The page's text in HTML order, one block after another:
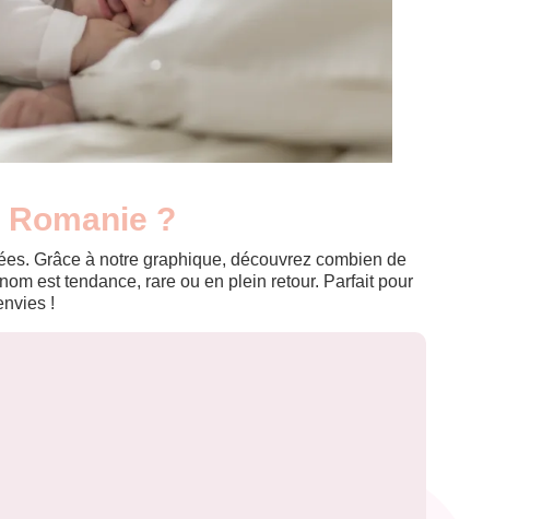
?
Grâce à notre graphique, découvrez combien de
est tendance, rare ou en plein retour. Parfait pour
!